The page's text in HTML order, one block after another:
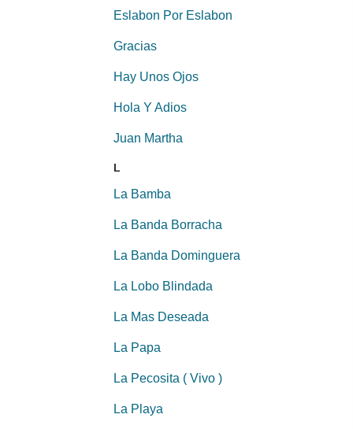
Eslabon Por Eslabon
Gracias
Hay Unos Ojos
Hola Y Adios
Juan Martha
L
La Bamba
La Banda Borracha
La Banda Dominguera
La Lobo Blindada
La Mas Deseada
La Papa
La Pecosita ( Vivo )
La Playa